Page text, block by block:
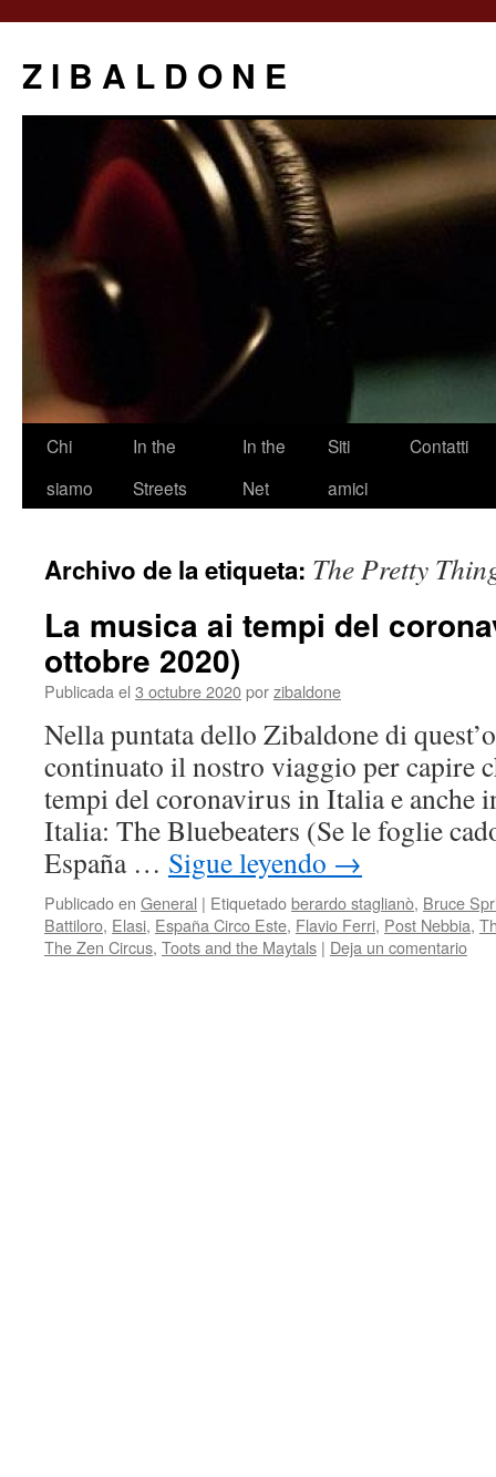
Z I B A L D O N E
Saltar
Chi
siamo
In the
Streets
In the
Net
Siti
amici
Contatti
Archivo de la etiqueta: The Pretty
La musica ai tempi del
ottobre 2020)
Publicada el 3 octubre 2020porzibaldone
Nella puntata dello Zibaldone di
continuato il nostro viaggio per capire
tempi del coronavirus in Italia e anche
Italia: The Bluebeaters (Se le foglie
España … Sigue leyendo →
Publicado en General | Etiquetadoberardo staglianò, Bruce
Battiloro, Elasi, España Circo Este, Flavio Ferri, Post Nebbia,
The Zen Circus, Toots and the Maytals | Deja un comentario